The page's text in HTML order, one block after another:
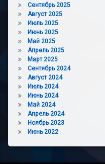
Сентябрь 2025
Август 2025
Июль 2025
Июнь 2025
Май 2025
Апрель 2025
Март 2025
Сентябрь 2024
Август 2024
Июль 2024
Июнь 2024
Май 2024
Апрель 2024
Ноябрь 2023
Июнь 2022